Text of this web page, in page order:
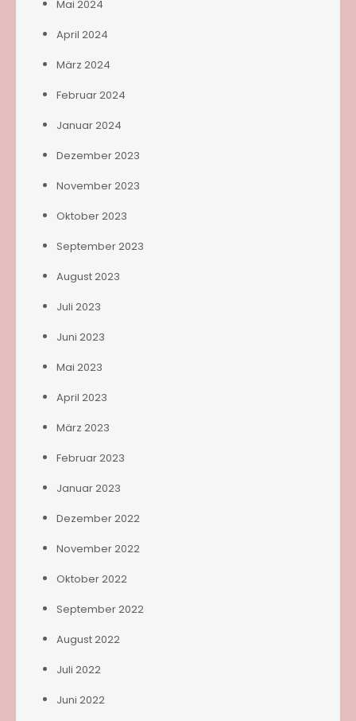
Mai 2024
April 2024
März 2024
Februar 2024
Januar 2024
Dezember 2023
November 2023
Oktober 2023
September 2023
August 2023
Juli 2023
Juni 2023
Mai 2023
April 2023
März 2023
Februar 2023
Januar 2023
Dezember 2022
November 2022
Oktober 2022
September 2022
August 2022
Juli 2022
Juni 2022